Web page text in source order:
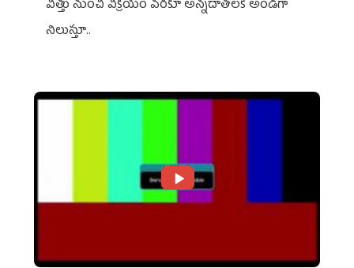
విత్తు నుంచి విక్రయం వరకూ అన్నదాతలకి అండగా
నిలుస్తూ..